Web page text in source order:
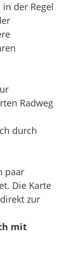
der Regel
Radweg
durch
paar
Die Karte
zur
mit